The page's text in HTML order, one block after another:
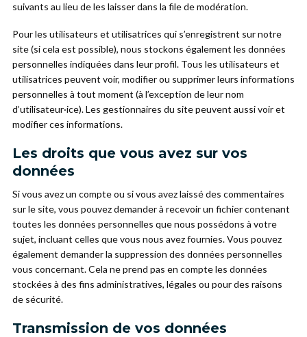
suivants au lieu de les laisser dans la file de modération.
Pour les utilisateurs et utilisatrices qui s’enregistrent sur notre
site (si cela est possible), nous stockons également les données
personnelles indiquées dans leur profil. Tous les utilisateurs et
utilisatrices peuvent voir, modifier ou supprimer leurs informations
personnelles à tout moment (à l’exception de leur nom
d’utilisateur·ice). Les gestionnaires du site peuvent aussi voir et
modifier ces informations.
Les droits que vous avez sur vos
données
Si vous avez un compte ou si vous avez laissé des commentaires
sur le site, vous pouvez demander à recevoir un fichier contenant
toutes les données personnelles que nous possédons à votre
sujet, incluant celles que vous nous avez fournies. Vous pouvez
également demander la suppression des données personnelles
vous concernant. Cela ne prend pas en compte les données
stockées à des fins administratives, légales ou pour des raisons
de sécurité.
Transmission de vos données